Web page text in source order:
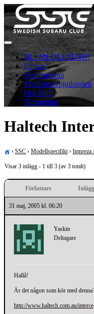
Skip
to
content
Swedish
För oss som älskar Subaru!
BLI MEDLEM NU!
Forum
Medlemskap
Medlemserbjudanden
Om SSC
Tidtagning
Haltech
› SSC › Modellspecifikt › Impreza
Visar 3 inlägg - 1 till 3 (av 3 totalt)
Författare Inlägg
31 maj, 2005 kl. 06:20
Yaskin
Deltagare
Hallå!
Är det någon som kör med
http://www.haltech.com.au/